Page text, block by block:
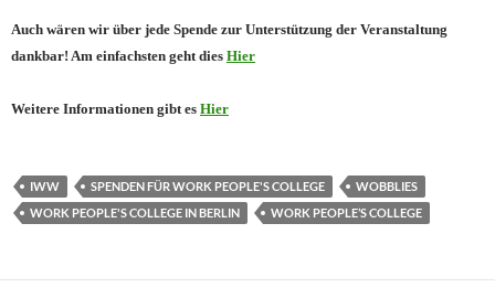
Auch wären wir über jede Spende zur Unterstützung der Veranstaltung
dankbar! Am einfachsten geht dies Hier
Weitere Informationen gibt es Hier
IWW SPENDEN FÜR WORK PEOPLE'S COLLEGE
WOBBLIES
WORK PEOPLE'S COLLEGE IN BERLIN
WORK PEOPLE’S COLLEGE